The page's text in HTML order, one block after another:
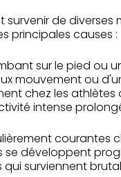
de
principales causes :
sur le pied ou
mouvement ou
chez les athlètes
intense
courantes
se développent
surviennent